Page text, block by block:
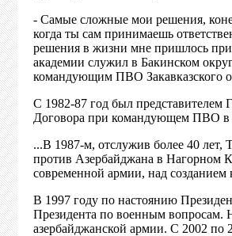
- Самые сложные мои решения,
когда ты сам принимаешь
решения в жизни мне пришлось
академии служил в Бакинском
командующим ПВО Закавказского
С 1982-87 год был
Договора при командующем ПВО в
...В 1987-м, отслужив более 40 лет,
против Азербайджана в Нагорном
современной армии, над созданием
В 1997 году по настоянию
Президента по военным вопросам.
азербайджанской армии. С 2002 по